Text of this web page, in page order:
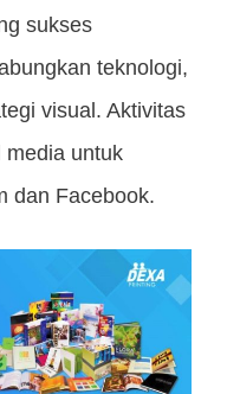
sukses
teknologi,
visual. Aktivitas
media untuk
dan Facebook.